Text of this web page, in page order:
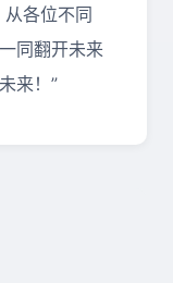
各位不同
同翻开未来
来！”